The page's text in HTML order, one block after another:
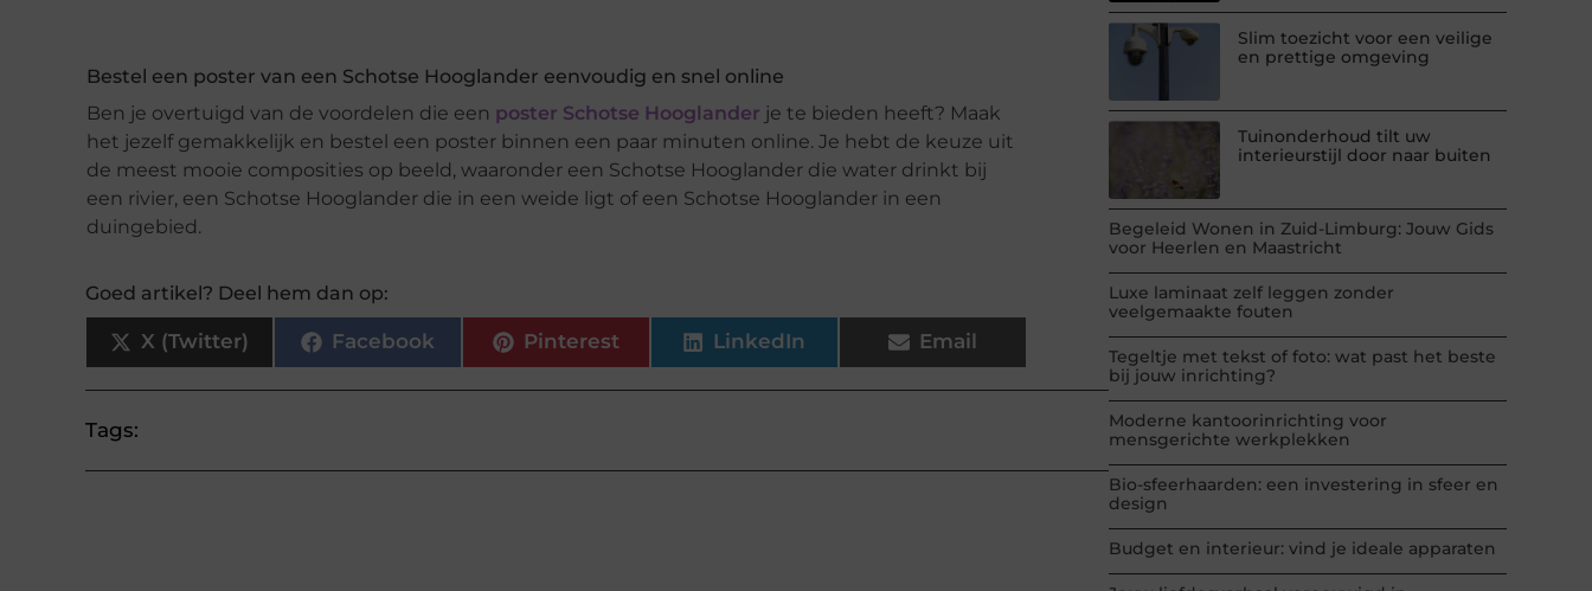
Bestel een poster van een Schotse Hooglander eenvoudig en snel online
Ben je overtuigd van de voordelen die een poster Schotse Hooglander je te bieden heeft? Maak
het jezelf gemakkelijk en bestel een poster binnen een paar minuten online. Je hebt de keuze uit
de meest mooie composities op beeld, waaronder een Schotse Hooglander die water drinkt bij
een rivier, een Schotse Hooglander die in een weide ligt of een Schotse Hooglander in een
duingebied.
Goed artikel? Deel hem dan op:
X (Twitter) Facebook Pinterest LinkedIn Email
Tags:
Slim toezicht voor een veilige
en prettige omgeving
Tuinonderhoud tilt uw
interieurstijl door naar buiten
Begeleid Wonen in Zuid-Limburg: Jouw Gids
voor Heerlen en Maastricht
Luxe laminaat zelf leggen zonder
veelgemaakte fouten
Tegeltje met tekst of foto: wat past het beste
bij jouw inrichting?
Moderne kantoorinrichting voor
mensgerichte werkplekken
Bio-sfeerhaarden: een investering in sfeer en
design
Budget en interieur: vind je ideale apparaten